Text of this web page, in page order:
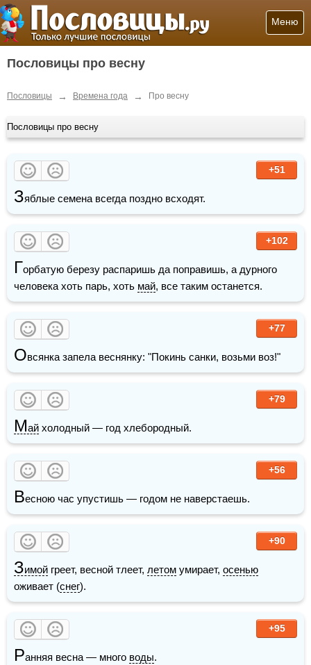
Меню
Пословицы про весну
Пословицы → Времена года → Про весну
Пословицы про весну
+51
Зяблые семена всегда поздно всходят.
+102
Горбатую березу распаришь да поправишь, а дурного
человека хоть парь, хоть май, все таким останется.
+77
Овсянка запела веснянку: "Покинь санки, возьми воз!"
+79
Май холодный — год хлебородный.
+56
Весною час упустишь — годом не наверстаешь.
+90
Зимой греет, весной тлеет, летом умирает, осенью
оживает (снег).
+95
Ранняя весна — много воды.